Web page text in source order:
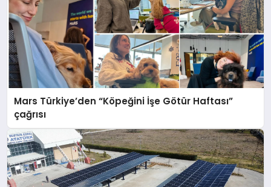
Mars Türkiye’den “Köpeğini İşe Götür Haftası”
çağrısı